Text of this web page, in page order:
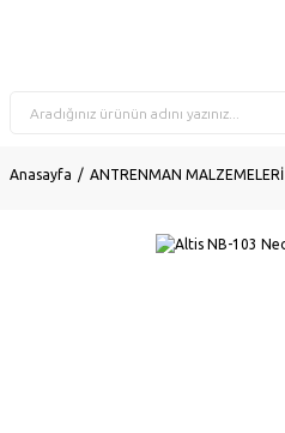
Anasayfa ANTRENMAN MALZEMELERİ